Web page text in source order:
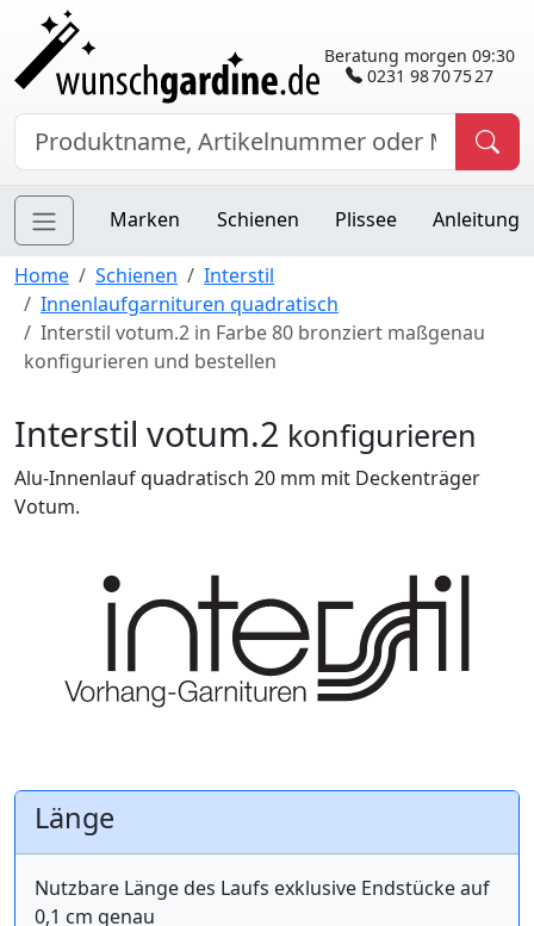
Beratung morgen 09:30
0231 98 70 75 27
Marken Schienen Plissee Anleitung
Home Schienen
Interstil
Innenlaufgarnituren quadratisch
Interstil votum.2 in Farbe 80 bronziert maßgenau
konfigurieren und bestellen
Interstil votum.2 konfigurieren
Alu-Innenlauf quadratisch 20 mm mit Deckenträger
Votum.
Länge
Nutzbare Länge des Laufs exklusive Endstücke auf
0,1 cm genau